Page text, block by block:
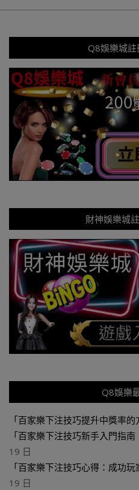
Q8娛樂城
財神娛樂城
Q8娛樂
「百家樂下注技巧提升中獎率的
「百家樂下注技巧新手入門指南
19 日
「百家樂下注技巧心得：成功玩
19 日